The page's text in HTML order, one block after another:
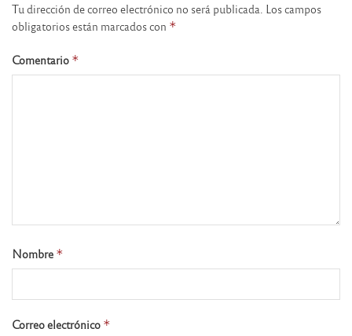
Tu dirección de correo electrónico no será publicada. Los campos
obligatorios están marcados con *
Comentario *
Nombre *
Correo electrónico *